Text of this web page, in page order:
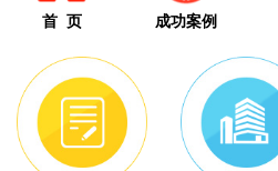
首 页 成功案例